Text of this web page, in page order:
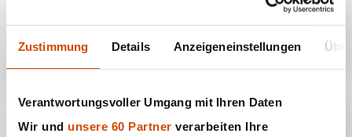
Zustimmung Details Anzeigeneinstellungen
Verantwortungsvoller Umgang mit Ihren Daten
Wir und unsere 60 Partner verarbeiten Ihre